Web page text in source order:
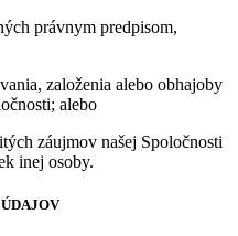
právnym predpisom,
založenia alebo obhajoby
alebo
záujmov našej Spoločnosti
inej osoby.